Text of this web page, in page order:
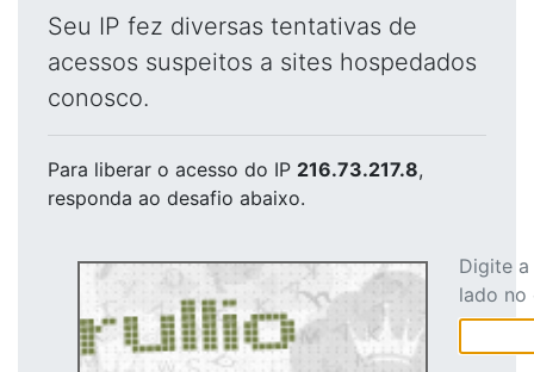
Seu IP fez diversas tentativas de
acessos suspeitos a sites hospedados
conosco.
Para liberar o acesso do IP 216.73.217.8,
responda ao desafio abaixo.
Digite
lado no